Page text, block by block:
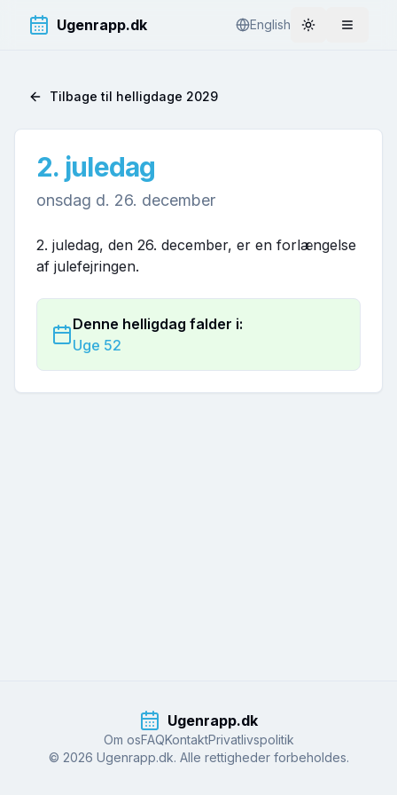
Ugenrapp.dk English Toggle theme
Åbn
Tilbage til helligdage 2029
2. juledag
onsdag d. 26. december
2. juledag, den 26. december, er en forlængelse
af julefejringen.
Denne helligdag falder i:
Uge 52
Ugenrapp.dk
Om osFAQKontaktPrivatlivspolitik
© 2026 Ugenrapp.dk. Alle rettigheder forbeholdes.